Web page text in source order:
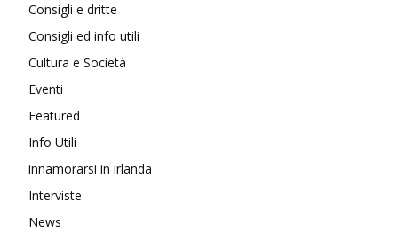
Consigli e dritte
Consigli ed info utili
Cultura e Società
Eventi
Featured
Info Utili
innamorarsi in irlanda
Interviste
News